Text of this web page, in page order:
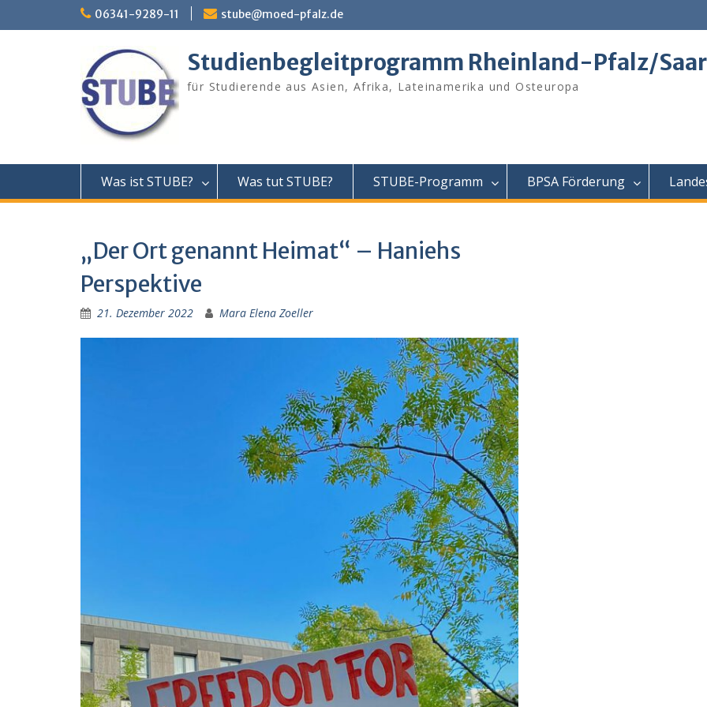
06341-9289-11 stube@moed-pfalz.de
Studienbegleitprogramm Rheinland-Pfalz/
für Studierende aus Asien, Afrika, Lateinamerika und Osteuropa
Was ist STUBE? Was tut STUBE? STUBE-Programm BPSA Förderung
„Der Ort genannt Heimat“ – Haniehs
Perspektive
21. Dezember 2022 Mara Elena Zoeller